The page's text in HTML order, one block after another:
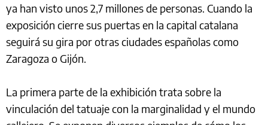
ya han visto unos 2,7 millones de personas. Cuando la
exposición cierre sus puertas en la capital catalana
seguirá su gira por otras ciudades españolas como
Zaragoza o Gijón.
La primera parte de la exhibición trata sobre la
vinculación del tatuaje con la marginalidad y el mundo